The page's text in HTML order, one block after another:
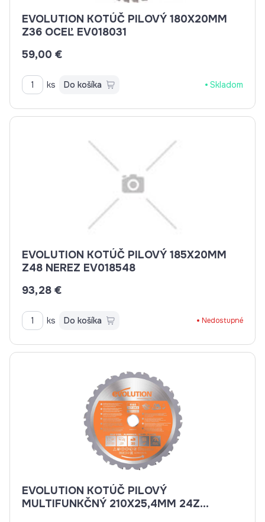
EVOLUTION KOTÚČ PILOVÝ 180X20MM
Z36 OCEĽ EV018031
59,00 €
ks Do košíka Skladom
EVOLUTION KOTÚČ PILOVÝ 185X20MM
Z48 NEREZ EV018548
93,28 €
ks Do košíka Nedostupné
EVOLUTION KOTÚČ PILOVÝ
MULTIFUNKČNÝ 210X25,4MM 24Z